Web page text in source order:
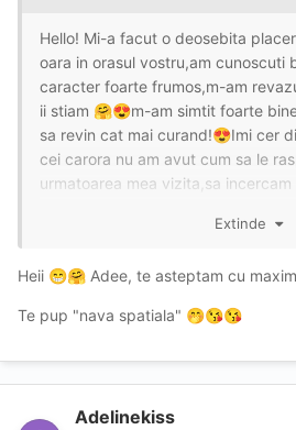
Hello! Mi-a facut o deosebita
oara in orasul vostru,am cunoscuti
caracter foarte frumos,m-am
ii stiam 🤗😍m-am simtit foarte
sa revin cat mai curand!😍Imi cer
cei carora nu am avut cum sa le
urmatoarea mea vizita,sa
Extinde
Heii 😁🤗 Adee, te asteptam cu
Te pup "nava spatiala" 🤭😘😘
Adelinekiss